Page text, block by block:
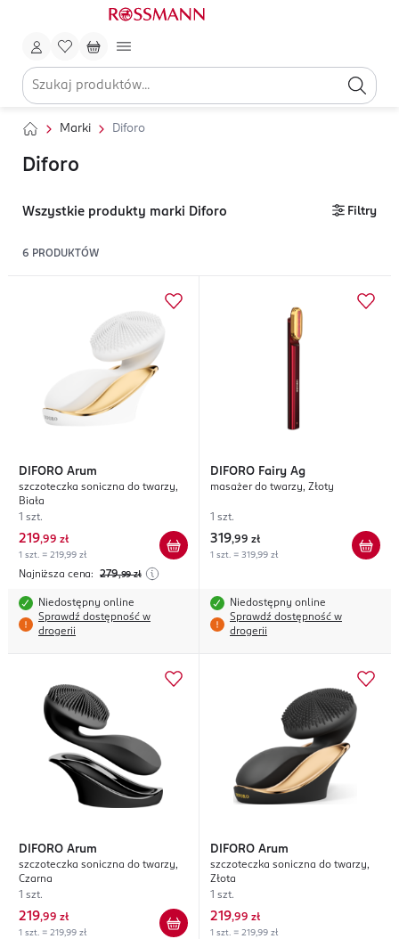
Marki Diforo
Diforo
Wszystkie produkty marki Diforo Filtry
6 PRODUKTÓW
DIFORO Arum
szczoteczka soniczna do twarzy,
Biała
1 szt.
219,99 zł
1 szt. = 219,99 zł
Najniższa cena: 279,99 zł
Niedostępny online
Sprawdź dostępność w
drogerii
DIFORO Fairy Ag
masażer do twarzy, Złoty
1 szt.
319,99 zł
1 szt. = 319,99 zł
Niedostępny online
Sprawdź dostępność w
drogerii
DIFORO Arum
szczoteczka soniczna do twarzy,
Czarna
1 szt.
219,99 zł
1 szt. = 219,99 zł
DIFORO Arum
szczoteczka soniczna do twarzy,
Złota
1 szt.
219,99 zł
1 szt. = 219,99 zł